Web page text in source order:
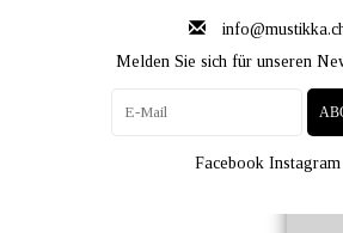
Melden Sie sich für unseren
Facebook Instagram